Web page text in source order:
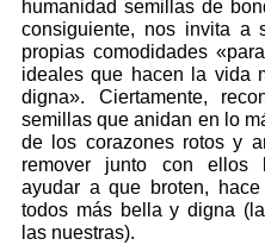
humanidad semillas de
consiguiente, nos invita a
propias comodidades
ideales que hacen la vida
digna». Ciertamente,
semillas que anidan en lo
de los corazones rotos y
remover junto con
ayudar a que broten,
todos más bella y digna
las nuestras).